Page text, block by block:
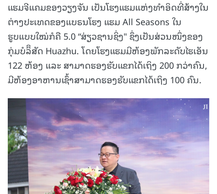
ແຮມຈີແຄມຂອງວຽງຈັນ ເປັນໂຮງແຮມແຫ່ງທໍາອິດທີ່ສ້າງໃນ
ຕ່າງປະເທດຂອງແບຣນໂຮງ ແຮມ All Seasons ໃນ
ຮູບແບບໃໝ່ກໍຄື 5.0 “ສ່ຽວຊານຊິ່ງ" ຊຶ່ງເປັນສ່ວນໜຶ່ງຂອງ
ກຸ່ມບໍລິິສັດ Huazhu. ໂດຍໂຮງແຮມມີຫ້ອງພັກລະດັບໄຮເອັນ
122 ຫ້ອງ ແລະ ສາມາດຮອງຮັບແຂກໄດ້ເຖິງ 200 ກວ່າຄົນ,
ມີຫ້ອງອາຫານເຊົ້າສາມາດຮອງຮັບແຂກໄດ້ເຖິງ 100 ຄົນ.